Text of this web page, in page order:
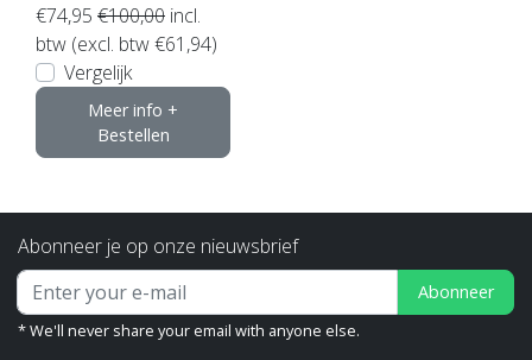
€74,95 €100,00 incl.
btw (excl. btw €61,94)
Vergelijk
Meer info +
Bestellen
Abonneer je op onze nieuwsbrief
Abonneer
* We'll never share your email with anyone else.